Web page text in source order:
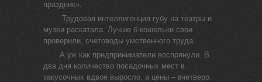
праздник».
Трудовая интеллигенция губу на театры и
музеи раскатала. Лучше б кошельки свои
проверили, счетоводы умственного труда.
А уж как предприниматели воспрянули. В
два дня количество посадочных мест в
закусочных вдвое выросло, а цены – вчетверо.